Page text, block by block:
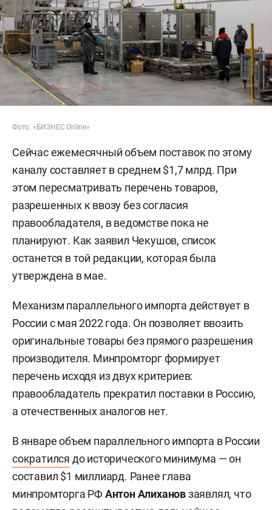
Фото: «БИЗНЕС Online»
Сейчас ежемесячный объем поставок по этому
каналу составляет в среднем $1,7 млрд. При
этом пересматривать перечень товаров,
разрешенных к ввозу без согласия
правообладателя, в ведомстве пока не
планируют. Как заявил Чекушов, список
останется в той редакции, которая была
утверждена в мае.
Механизм параллельного импорта действует в
России с мая 2022 года. Он позволяет ввозить
оригинальные товары без прямого разрешения
производителя. Минпромторг формирует
перечень исходя из двух критериев:
правообладатель прекратил поставки в Россию,
а отечественных аналогов нет.
В январе объем параллельного импорта в России
сократился до исторического минимума — он
составил $1 миллиард. Ранее глава
минпромторга РФАнтон Алихановзаявлял, что